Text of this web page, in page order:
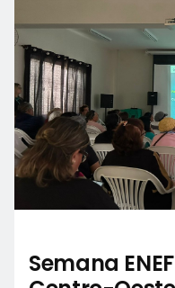
Semana